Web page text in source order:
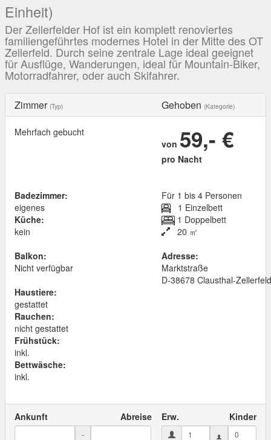
Einheit)
Der Zellerfelder Hof ist ein komplett renoviertes
familiengeführtes modernes Hotel in der Mitte des OT
Zellerfeld. Durch seine zentrale Lage ideal geeignet
für Ausflüge, Wanderungen, ideal für Mountain-Biker,
Motorradfahrer, oder auch Skifahrer.
Zimmer (Typ) Gehoben (Kategorie)
Mehrfach gebucht
von 59,- €
pro Nacht
Badezimmer:
eigenes
Küche:
kein
Balkon:
Nicht verfügbar
Haustiere:
gestattet
Rauchen:
nicht gestattet
Frühstück:
inkl.
Bettwäsche:
inkl.
Für 1 bis 4 Personen
1 Einzelbett
1 Doppelbett
20 ㎡
Adresse:
Marktstraße
D-38678 Clausthal-Zellerfeld
Ankunft Abreise
-
Erw. Kinder